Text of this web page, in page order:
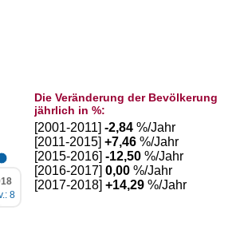
8
Die Veränderung der Bevölkerung
jährlich in %:
[2001-2011]-2,84 %/Jahr
[2011-2015]+7,46 %/Jahr
[2015-2016]-12,50 %/Jahr
[2016-2017]0,00 %/Jahr
[2017-2018]+14,29 %/Jahr